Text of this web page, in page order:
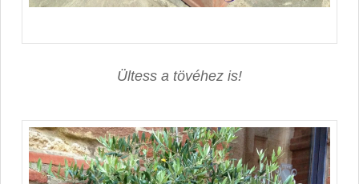
Ültess a tövéhez is!